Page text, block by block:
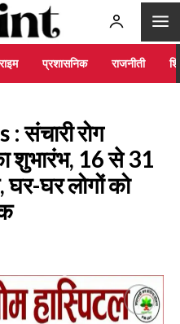
प्रशासनिक राजनीती
संचारी रोग
शुभारंभ, 16 से 31
घर लोगों को